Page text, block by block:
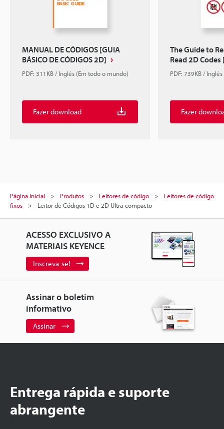
MANUAL DE CÓDIGOS [GUIA
BÁSICO DE CÓDIGOS 2D]
PDF: 311KB / Inglês (Em todo o mundo)
Fazer download
The Guide to
Read 2D Codes
PDF: 739KB /
Fazer
Página inicial Produtos Leitores de código
Leitores de código
fixos
Leitor de Códigos 1D e 2D Ultra-compacto
ACESSO EXCLUSIVO A
MATERIAIS KEYENCE
Inscreva-se!
Assinar o boletim
informativo
Assinar
Entrega rápida e suporte
abrangente